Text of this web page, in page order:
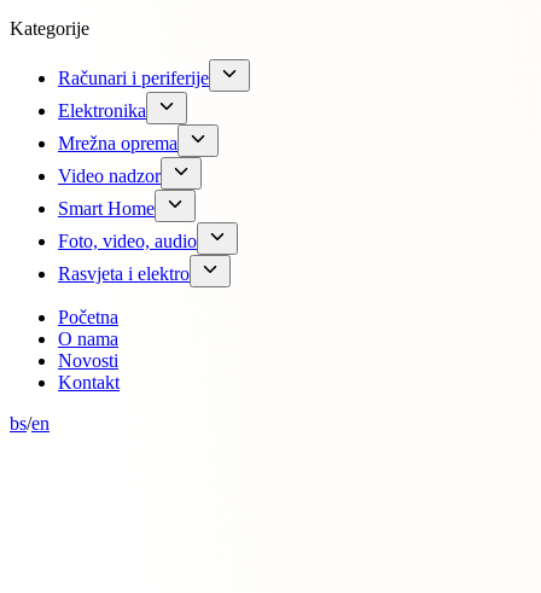
Kategorije
Računari i periferije
Elektronika
Mrežna oprema
Video nadzor
Smart Home
Foto, video, audio
Rasvjeta i elektro
Početna
O nama
Novosti
Kontakt
bs/en